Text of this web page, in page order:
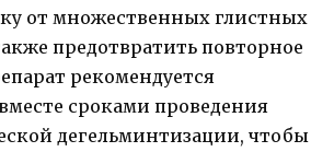
от множественных глистных
предотвратить повторное
рекомендуется
сроками проведения
дегельминтизации, чтобы